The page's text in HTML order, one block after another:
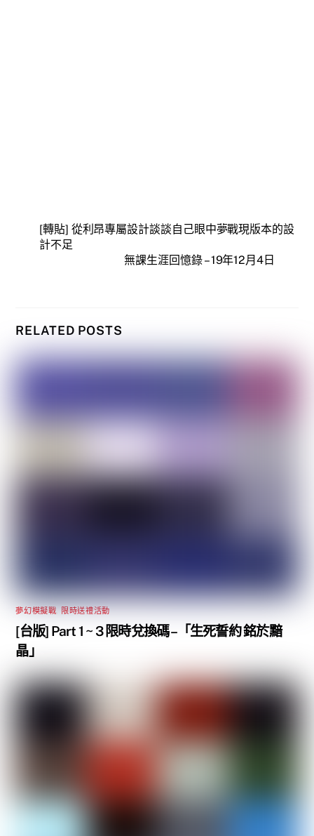
[轉貼] 從利昂專屬設計談談自己眼中夢戰現版本的設
計不足
無課生涯回憶錄 – 19年12月4日
RELATED POSTS
夢幻模擬戰 限時送禮活動
[台版] Part 1 ~ 3 限時兌換碼 –「生死誓約 銘於黯
晶」